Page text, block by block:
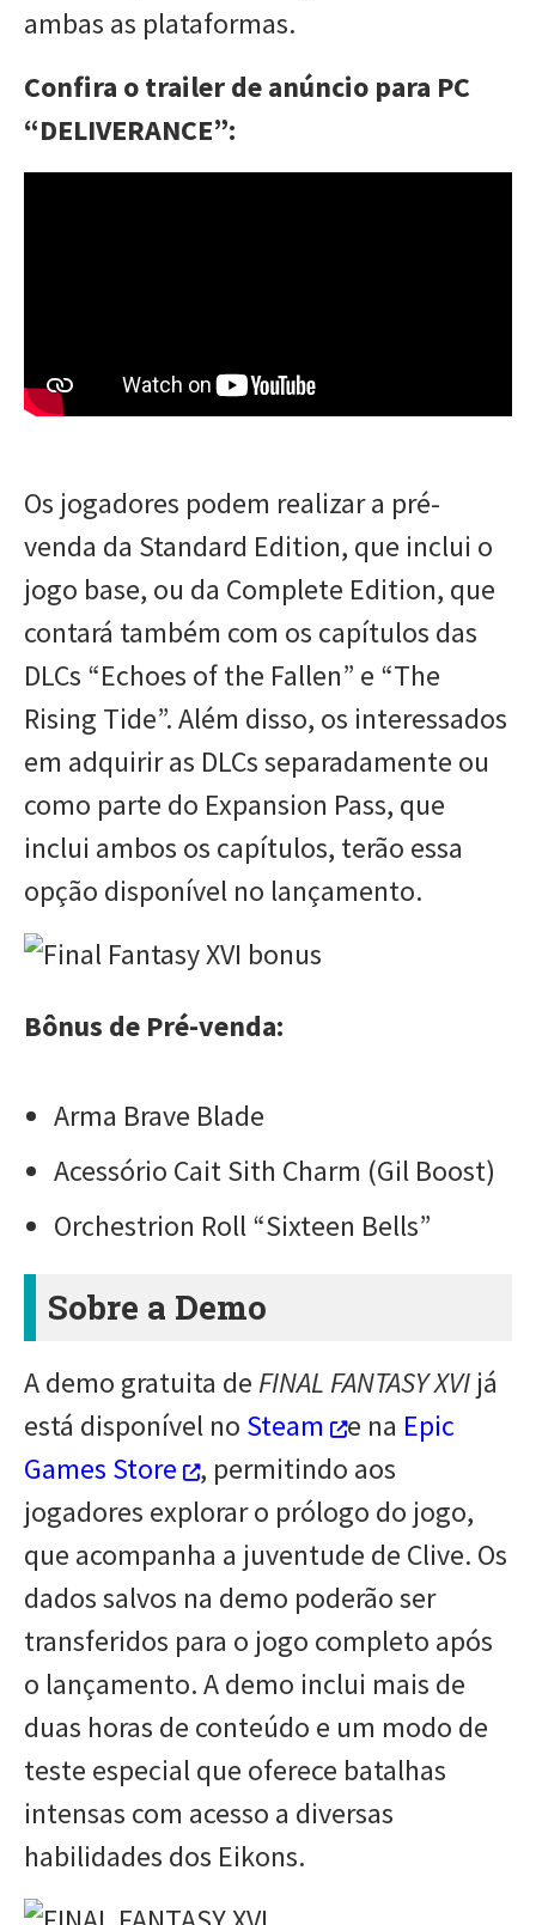
ambas as plataformas.
Confira o trailer de anúncio para PC
“DELIVERANCE”:
Os jogadores podem realizar a pré-
venda da Standard Edition, que inclui o
jogo base, ou da Complete Edition, que
contará também com os capítulos das
DLCs “Echoes of the Fallen” e “The
Rising Tide”. Além disso, os interessados
em adquirir as DLCs separadamente ou
como parte do Expansion Pass, que
inclui ambos os capítulos, terão essa
opção disponível no lançamento.
Bônus de Pré-venda:
Arma Brave Blade
Acessório Cait Sith Charm (Gil Boost)
Orchestrion Roll “Sixteen Bells”
Sobre a Demo
A demo gratuita de FINAL FANTASY XVI já
está disponível no Steam e na Epic
Games Store
, permitindo aos
jogadores explorar o prólogo do jogo,
que acompanha a juventude de Clive. Os
dados salvos na demo poderão ser
transferidos para o jogo completo após
o lançamento. A demo inclui mais de
duas horas de conteúdo e um modo de
teste especial que oferece batalhas
intensas com acesso a diversas
habilidades dos Eikons.